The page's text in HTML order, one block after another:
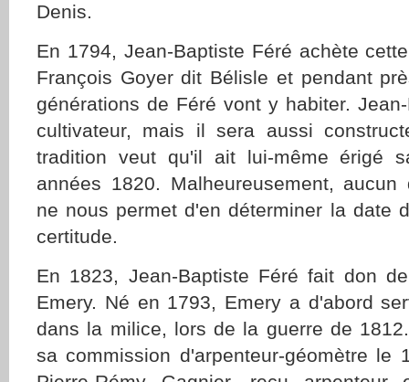
Denis.
En 1794, Jean-Baptiste Féré achète
François Goyer dit Bélisle et pendant
générations de Féré vont y habiter.
cultivateur, mais il sera aussi
tradition veut qu'il ait lui-même érigé
années 1820. Malheureusement, aucun
ne nous permet d'en déterminer la date
certitude.
En 1823, Jean-Baptiste Féré fait don
Emery. Né en 1793, Emery a d'abord
dans la milice, lors de la guerre de
sa commission d'arpenteur-géomètre le